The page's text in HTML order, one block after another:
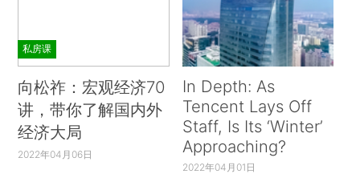
私房课
向松祚：宏观经济70
讲，带你了解国内外
经济大局
2022年04月06日
In Depth: As
Tencent Lays Off
Staff, Is Its ‘Winter’
Approaching?
2022年04月01日